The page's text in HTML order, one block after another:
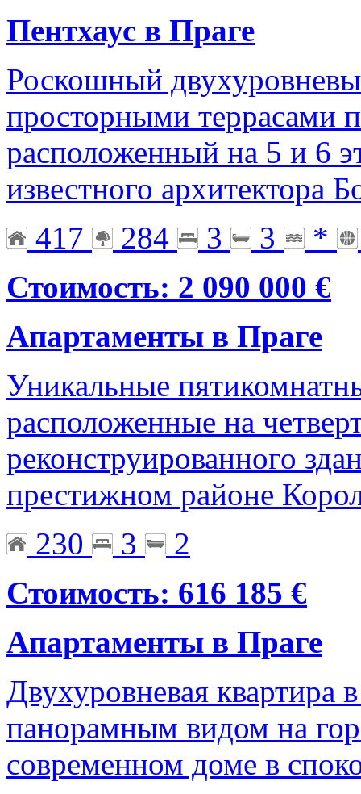
Пентхаус в Праге
Роскошный
просторными террасами
расположенный на 5 и 6
известного архитектора
417
284 3 3
*
Стоимость: 2 090 000 €
Апартаменты в Праге
Уникальные
расположенные на
реконструированного
престижном районе
230
3
2
Стоимость: 616 185 €
Апартаменты в Праге
Двухуровневая квартира
панорамным видом на
современном доме в